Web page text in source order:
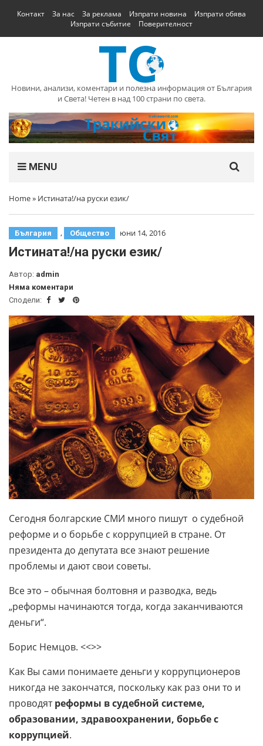
Контакт За нас За реклама Изпрати новина
Изпрати обява
Изпрати събитие
Поверителност
Новини, анализи, коментари и полезна информация от България
и Света! Четен в над 100 страни по света.
MENU
Home» Истината!/на руски език/
България , Общество юни 14, 2016
Истината!/на руски език/
Автор: admin
Няма коментари
Сподели:
Сегодня болгарские СМИ много пишут о судебной
реформе и о борьбе с коррупцией в стране. От
президента до депутата все знают решение
проблемы и дают свои советы.
Все это – обычная болтовня и разводка, ведь
„реформы начинаются тогда, когда заканчиваются
деньги“.
Борис Немцов. <<>>
Как Вы сами понимаете деньги у коррупционеров
никогда не закончатся, поскольку как раз они то и
проводятреформы в судебной системе,
образовании, здравоохранении, борьбе с
коррупцией.